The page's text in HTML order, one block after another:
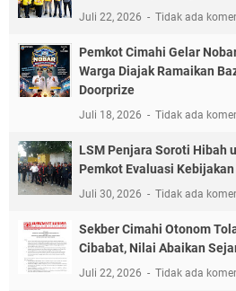
Juli 22, 2026 Tidak ada
Pemkot Cimahi Gelar
Warga Diajak Ramaikan
Doorprize
Juli 18, 2026 Tidak ada
LSM Penjara Soroti Hibah
Pemkot Evaluasi Kebijakan
Juli 30, 2026 Tidak ada
Sekber Cimahi Otonom
Cibabat, Nilai Abaikan
Juli 22, 2026 Tidak ada